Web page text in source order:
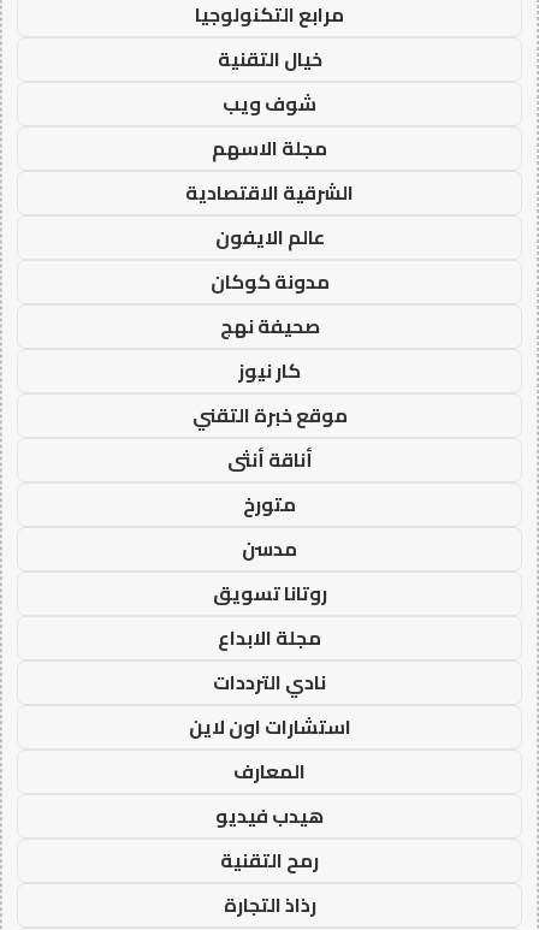
مرابع التكنولوجيا
خيال التقنية
شوف ويب
مجلة الاسهم
الشرقية الاقتصادية
عالم الايفون
مدونة كوكان
صحيفة نهج
كار نيوز
موقع خبرة التقني
أناقة أنثى
متورخ
مدسن
روتانا تسويق
مجلة الابداع
نادي الترددات
استشارات اون لاين
المعارف
هيدب فيديو
رمح التقنية
رذاذ التجارة